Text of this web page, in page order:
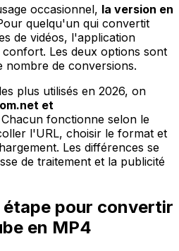
occasionnel, la version en
quelqu'un qui convertit
de vidéos, l'application
Les deux options sont
nombre de conversions.
plus utilisés en 2026, on
et
Chacun fonctionne selon le
l'URL, choisir le format et
Les différences se
de traitement et la publicité
étape pour convertir
en MP4